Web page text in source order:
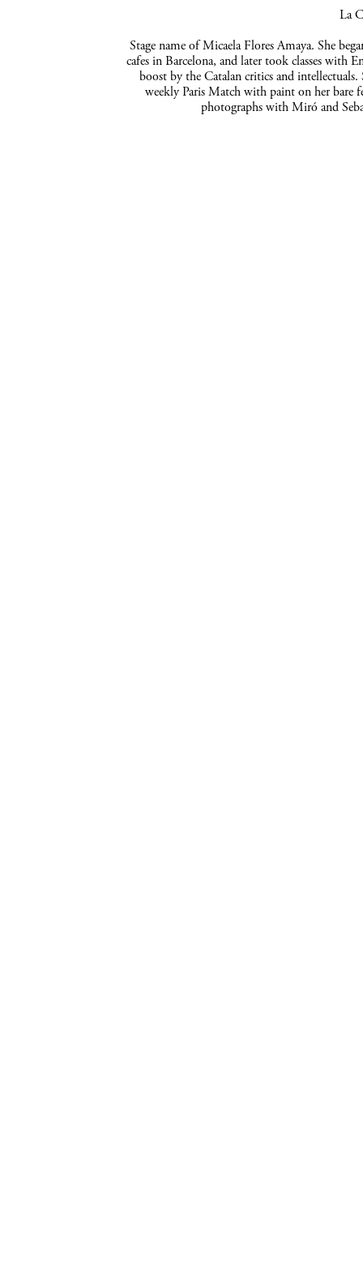
La
Stage name of Micaela Flores Amaya. She
cafes in Barcelona, and later took classes with
boost by the Catalan critics and
weekly Paris Match with paint on her bare
photographs with Miró and